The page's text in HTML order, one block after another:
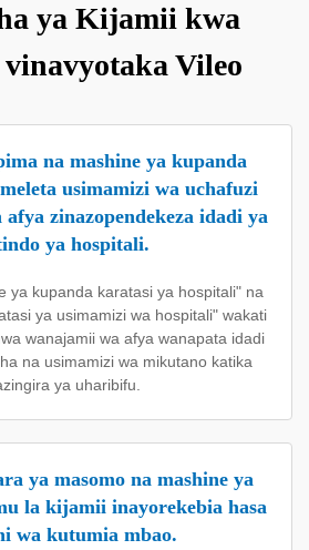
ya Kijamii kwa
Vileo
na mashine ya kupanda
usimamizi wa uchafuzi
afya zinazopendekeza idadi ya
ya hospitali.
ya kupanda karatasi ya hospitali" na
ya usimamizi wa hospitali" wakati
wanajamii wa afya wanapata idadi
na usimamizi wa mikutano katika
ya uharibifu.
ya masomo na mashine ya
la kijamii inayorekebia hasa
wa kutumia mbao.